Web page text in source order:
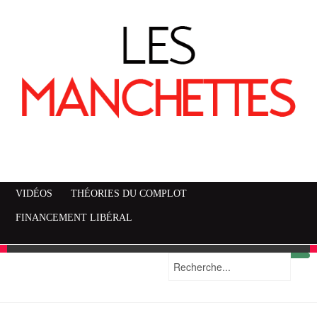
VIDÉOS THÉORIES DU COMPLOT
FINANCEMENT LIBÉRAL